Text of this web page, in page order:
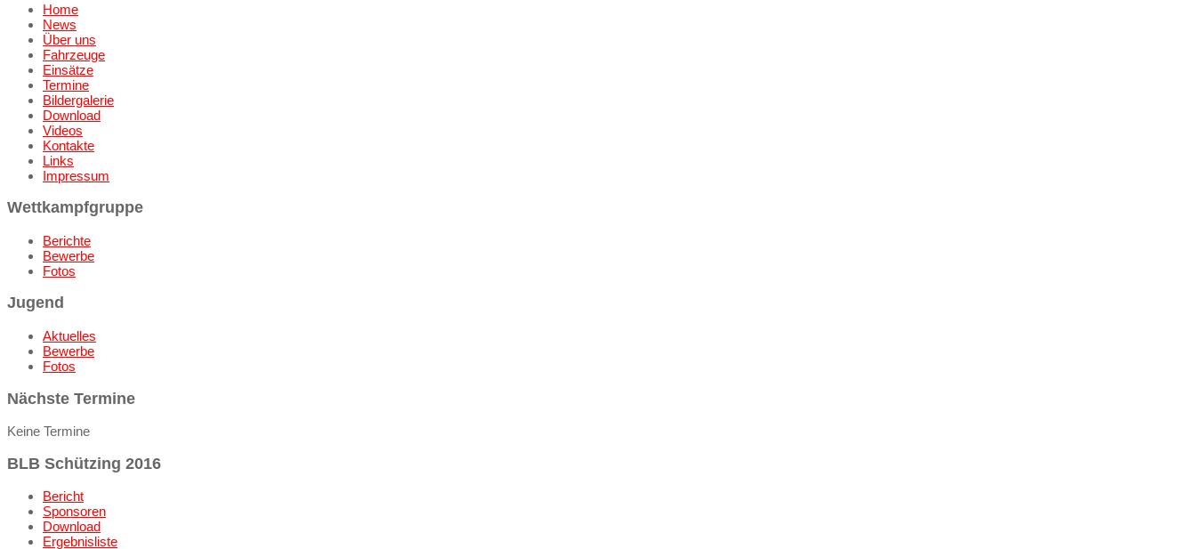
Home
News
Über uns
Fahrzeuge
Einsätze
Termine
Bildergalerie
Download
Videos
Kontakte
Links
Impressum
Wettkampfgruppe
Berichte
Bewerbe
Fotos
Jugend
Aktuelles
Bewerbe
Fotos
Nächste Termine
Keine Termine
BLB Schützing 2016
Bericht
Sponsoren
Download
Ergebnisliste